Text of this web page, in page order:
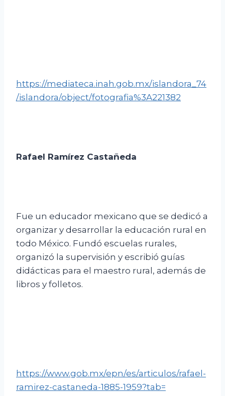
https://mediateca.inah.gob.mx/islandora_74
/islandora/object/fotografia%3A221382
Rafael Ramírez Castañeda
Fue un educador mexicano que se dedicó a
organizar y desarrollar la educación rural en
todo México. Fundó escuelas rurales,
organizó la supervisión y escribió guías
didácticas para el maestro rural, además de
libros y folletos.
https://www.gob.mx/epn/es/articulos/rafael-
ramirez-castaneda-1885-1959?tab=